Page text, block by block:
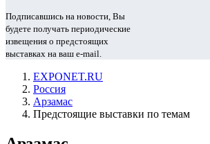
Подписавшись на новости, Вы
будете получать периодические
извещения о предстоящих
выставках на ваш e-mail.
EXPONET.RU
Россия
Арзамас
Предстоящие выставки по темам